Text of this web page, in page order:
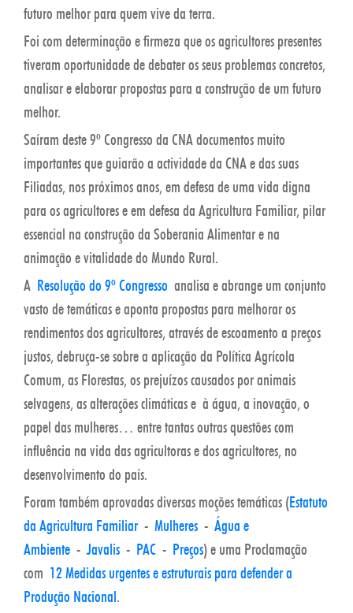
futuro melhor para quem vive da terra.
Foi com determinação e firmeza que os agricultores presentes
tiveram oportunidade de debater os seus problemas concretos,
analisar e elaborar propostas para a construção de um futuro
melhor.
Saíram deste 9º Congresso da CNA documentos muito
importantes que guiarão a actividade da CNA e das suas
Filiadas, nos próximos anos, em defesa de uma vida digna
para os agricultores e em defesa da Agricultura Familiar, pilar
essencial na construção da Soberania Alimentar e na
animação e vitalidade do Mundo Rural.
A Resolução do 9º Congresso analisa e abrange um conjunto
vasto de temáticas e aponta propostas para melhorar os
rendimentos dos agricultores, através de escoamento a preços
justos, debruça-se sobre a aplicação da Política Agrícola
Comum, as Florestas, os prejuízos causados por animais
selvagens, as alterações climáticas e à água, a inovação, o
papel das mulheres… entre tantas outras questões com
influência na vida das agricultoras e dos agricultores, no
desenvolvimento do país.
Foram também aprovadas diversas moções temáticas (Estatuto
da Agricultura Familiar- Mulheres - Água e
Ambiente -Javalis - PAC - Preços) e uma Proclamação
com 12 Medidas urgentes e estruturais para defender a
Produção Nacional.